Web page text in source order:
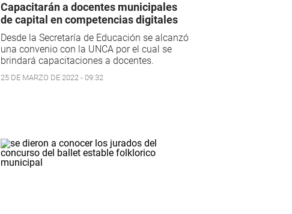
Capacitarán a docentes municipales
de capital en competencias digitales
Desde la Secretaría de Educación se alcanzó
una convenio con la UNCA por el cual se
brindará capacitaciones a docentes.
25 DE MARZO DE 2022 - 09:32